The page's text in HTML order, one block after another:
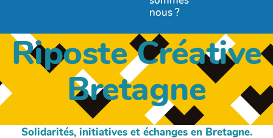
nous ?
Riposte Créative
Bretagne
Solidarités, initiatives et échanges en Bretagne.